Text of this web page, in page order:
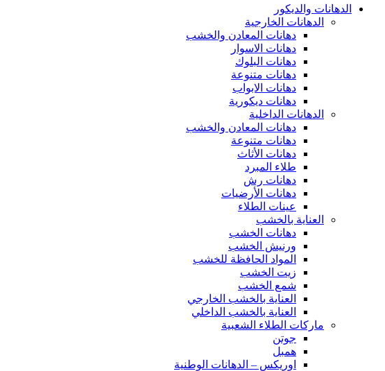
الدهانات والديكور
الدهانات الخارجية
دهانات المعادن والخشب
دهانات الاسوار
دهانات البلوك
دهانات متنوعة
دهانات الابواب
دهانات ديكورية
الدهانات الداخلية
دهانات المعادن والخشب
دهانات متنوعة
دهانات الأثاث
طلاء المبرد
دهانات رش
دهانات الأرضيات
عينات الطلاء
العناية بالخشب
دهانات الخشب
ورنيش الخشب
المواد الحافظة للخشب
زيت الخشب
شمع الخشب
العناية بالخشب الخارجي
العناية بالخشب الداخلي
ماركات الطلاء الشعبية
جوتن
همبل
اوريكس – الدهانات الوطنية